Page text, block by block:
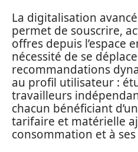
La digitalisation
permet de souscrire,
offres depuis l’espace
nécessité de se
recommandations
au profil utilisateur :
travailleurs
chacun bénéficiant
tarifaire et matérielle
consommation et à